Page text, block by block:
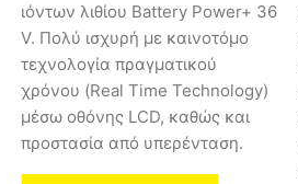
ιόντων λιθίου Battery Power+ 36
V. Πολύ ισχυρή με καινοτόμο
τεχνολογία πραγματικού
χρόνου (Real Time Technology)
μέσω οθόνης LCD, καθώς και
προστασία από υπερένταση.